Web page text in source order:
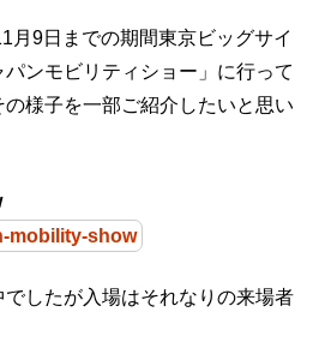
月9日までの期間東京ビッグサイ
パンモビリティショー」に行って
の様子を一部ご紹介したいと思い
mobility-show
したが入場はそれなりの来場者